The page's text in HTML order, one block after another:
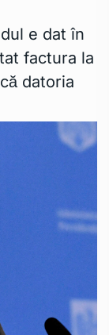
e dat în
factura la
datoria